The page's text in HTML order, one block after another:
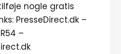
nogle gratis
PresseDirect.dk –
–